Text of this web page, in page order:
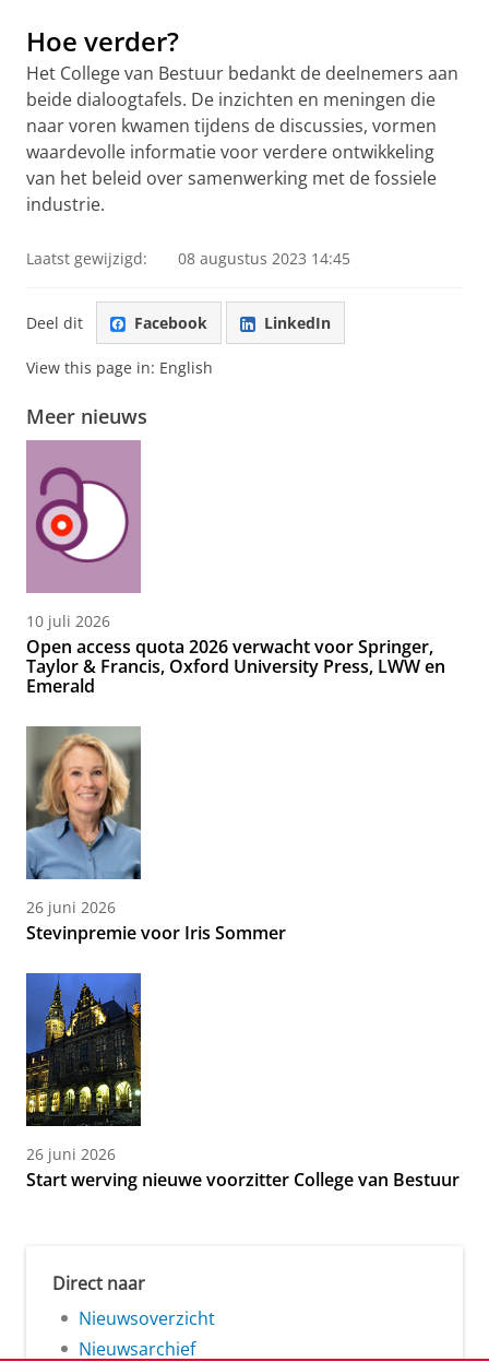
Hoe verder?
Het College van Bestuur bedankt de deelnemers aan
beide dialoogtafels. De inzichten en meningen die
naar voren kwamen tijdens de discussies, vormen
waardevolle informatie voor verdere ontwikkeling
van het beleid over samenwerking met de fossiele
industrie.
Laatst gewijzigd: 08 augustus 2023 14:45
Deel dit Facebook LinkedIn
View this page in: English
Meer nieuws
10 juli 2026
Open access quota 2026 verwacht voor Springer,
Taylor & Francis, Oxford University Press, LWW en
Emerald
26 juni 2026
Stevinpremie voor Iris Sommer
26 juni 2026
Start werving nieuwe voorzitter College van Bestuur
Direct naar
Nieuwsoverzicht
Nieuwsarchief